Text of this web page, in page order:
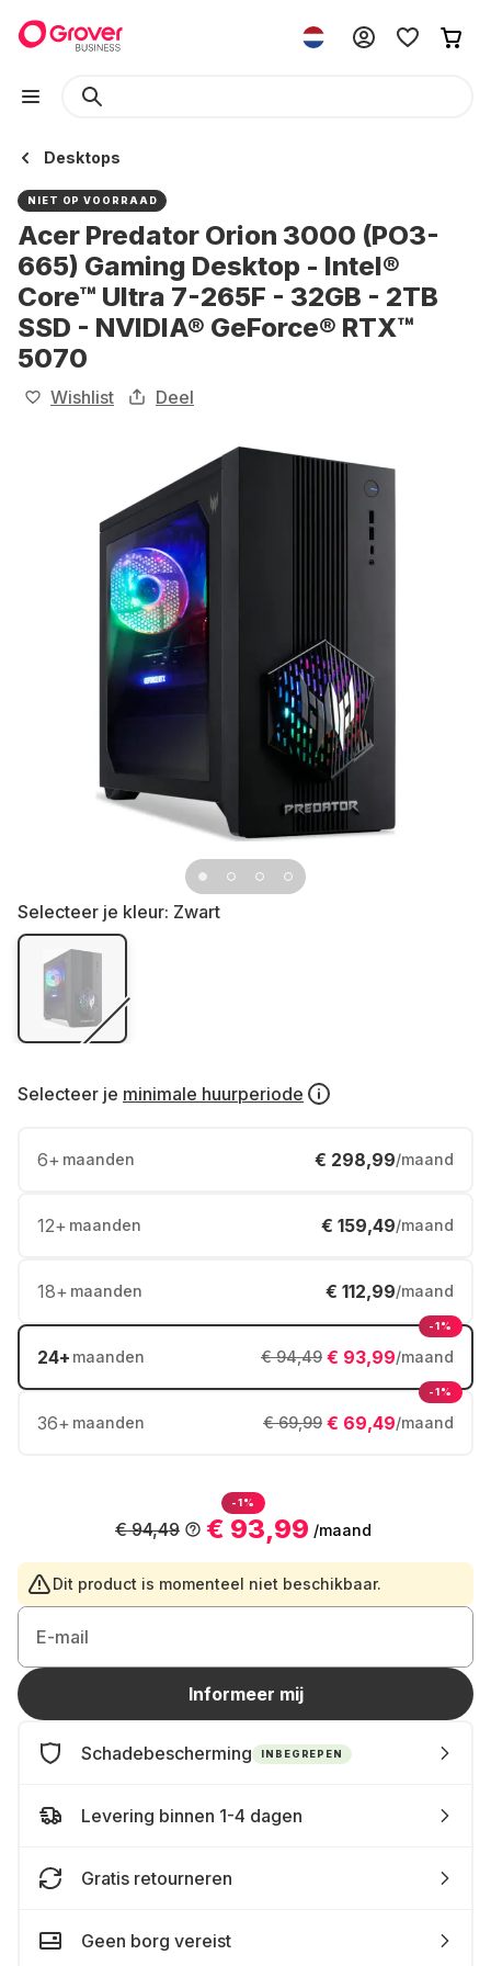
Desktops
NIET OP VOORRAAD
Acer Predator Orion 3000 (PO3-
665) Gaming Desktop - Intel®
Core™ Ultra 7-265F - 32GB - 2TB
SSD - NVIDIA® GeForce® RTX™
5070
Wishlist Deel
Selecteer je kleur: Zwart
Selecteer je minimale huurperiode
6+ maanden € 298,99/maand
12+ maanden € 159,49/maand
18+ maanden € 112,99/maand
24+ maanden € 93,99/maand
€ 94,49
-1%
36+ maanden € 69,49/maand
€ 69,99
-1%
-1%
€ 93,99 /maand
€ 94,49
Dit product is momenteel niet beschikbaar.
E-mail
Informeer mij
Schadebescherming INBEGREPEN
Levering binnen 1-4 dagen
Gratis retourneren
Geen borg vereist